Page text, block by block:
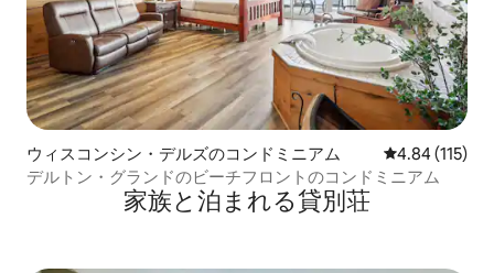
ウィスコンシン・デルズのコンドミニアム レビュー115
4.84 (115)
デルトン・グランドのビーチフロントのコンドミニアム
家族と泊まれる貸別荘